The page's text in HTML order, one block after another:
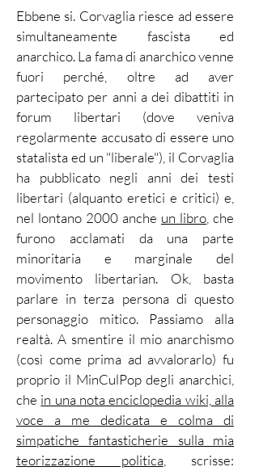
Ebbene si. Corvaglia riesce ad essere
simultaneamente fascista ed
anarchico. La fama di anarchico venne
fuori perché, oltre ad aver
partecipato per anni a dei dibattiti in
forum libertari (dove veniva
regolarmente accusato di essere uno
statalista ed un "liberale"), il Corvaglia
ha pubblicato negli anni dei testi
libertari (alquanto eretici e critici) e,
nel lontano 2000 anche un libro , che
furono acclamati da una parte
minoritaria e marginale del
movimento libertarian. Ok, basta
parlare in terza persona di questo
personaggio mitico. Passiamo alla
realtà. A smentire il mio anarchismo
(così come prima ad avvalorarlo) fu
proprio il MinCulPop degli anarchici,
che in una nota enciclopedia wiki, alla
voce a me dedicata e colma di
simpatiche fantasticherie sulla mia
teorizzazione politica, scrisse: